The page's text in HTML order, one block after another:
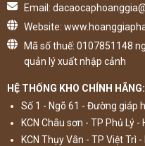
Email:
Website:
Mã số thuế: 0107851148
quản lý xuất nhập cảnh
HỆ THỐNG KHO CHÍNH HÃNG:
Số 1 - Ngõ 61 - Đường giáp
KCN Châu sơn - TP Phủ Lý -
KCN Thụy Vân - TP Việt Trì